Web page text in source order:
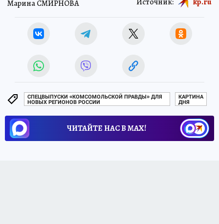
Марина СМИРНОВА
СПЕЦВЫПУСКИ «КОМСОМОЛЬСКОЙ ПРАВДЫ» ДЛЯ
НОВЫХ РЕГИОНОВ РОССИИ
КАРТИНА
ДНЯ
ЧИТАЙТЕ НАС В МАХ!